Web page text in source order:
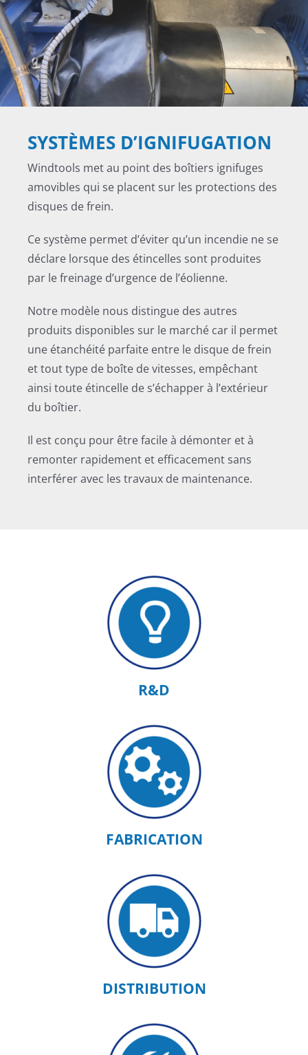
SYSTÈMES D’IGNIFUGATION
Windtools met au point des boîtiers ignifuges
amovibles qui se placent sur les protections des
disques de frein.
Ce système permet d’éviter qu’un incendie ne se
déclare lorsque des étincelles sont produites
par le freinage d’urgence de l’éolienne.
Notre modèle nous distingue des autres
produits disponibles sur le marché car il permet
une étanchéité parfaite entre le disque de frein
et tout type de boîte de vitesses, empêchant
ainsi toute étincelle de s’échapper à l’extérieur
du boîtier.
Il est conçu pour être facile à démonter et à
remonter rapidement et efficacement sans
interférer avec les travaux de maintenance.
R&D
FABRICATION
DISTRIBUTION